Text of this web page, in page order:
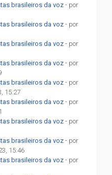
brasileiros da voz - por
brasileiros da voz - por
brasileiros da voz - por
brasileiros da voz - por
brasileiros da voz - por
15:27
brasileiros da voz - por
brasileiros da voz - por
brasileiros da voz - por
15:46
brasileiros da voz - por